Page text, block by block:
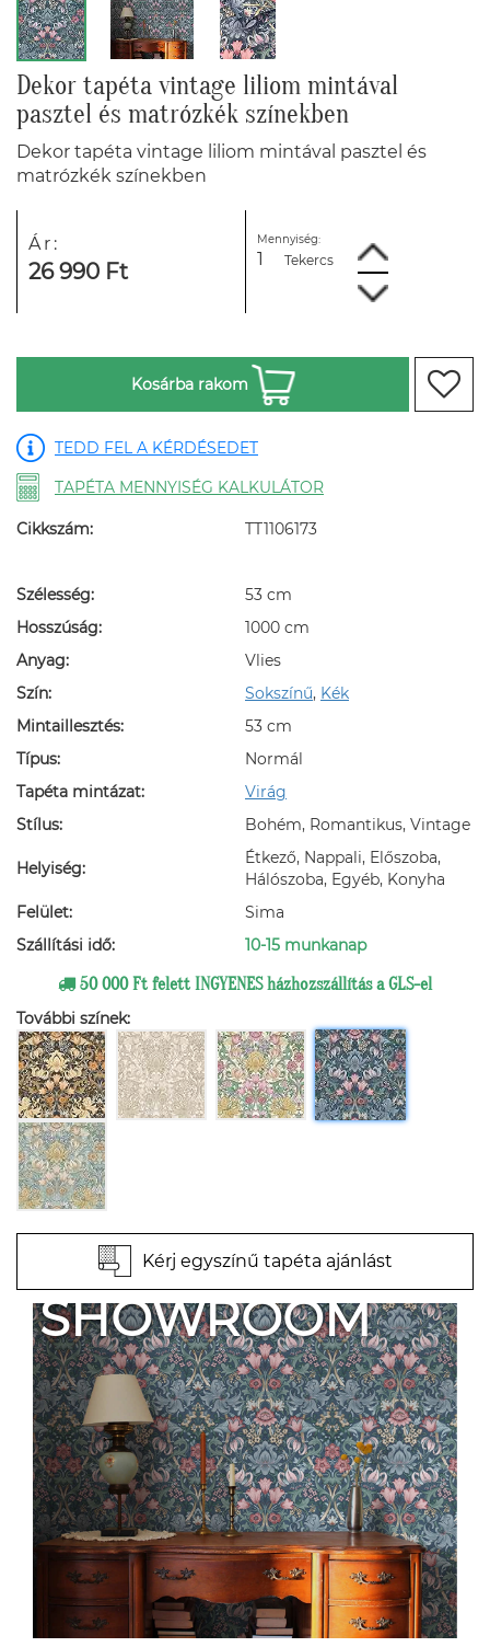
Dekor tapéta vintage liliom mintával
pasztel és matrózkék színekben
Dekor tapéta vintage liliom mintával pasztel és
matrózkék színekben
Ár:
26 990 Ft
Mennyiség:
Tekercs
Kosárba rakom
TEDD FEL A KÉRDÉSEDET
TAPÉTA MENNYISÉG KALKULÁTOR
Cikkszám: TT1106173
Szélesség:
53 cm
Hosszúság:
1000 cm
Anyag:
Vlies
Szín:
Sokszínű, Kék
Mintaillesztés:
53 cm
Típus:
Normál
Tapéta mintázat:
Virág
Stílus:
Bohém, Romantikus, Vintage
Helyiség:
Étkező, Nappali, Előszoba,
Hálószoba, Egyéb, Konyha
Felület:
Sima
Szállítási idő:
10-15 munkanap
50 000 Ft felett INGYENES házhozszállítás a GLS-el
További színek:
Kérj egyszínű tapéta ajánlást
SHOWROOM